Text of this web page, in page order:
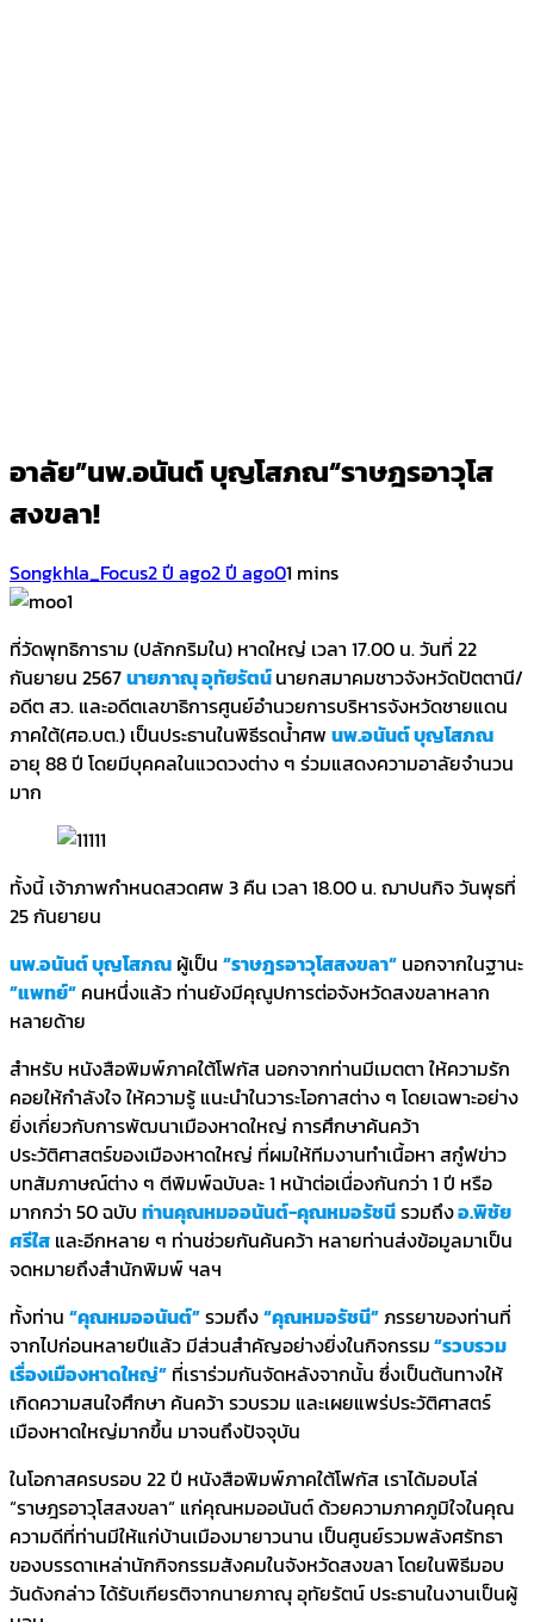
อาลัย”นพ.อนันต์ บุญโสภณ“ราษฎรอาวุโส
สงขลา!
Songkhla_Focus2 ปี ago2 ปี ago01 mins
ที่วัดพุทธิการาม (ปลักกริมใน)​ หาดใหญ่ เวลา 17.00 น. วันที่ 22
กันยายน 2567นายภาณุ อุทัยรัตน์นายกสมาคมชาวจังหวัดปัตตานี/
อดีต สว. และอดีตเลขาธิการศูนย์อำนวยการบริหารจังหวัดชายแดน
ภาคใต้(ศอ.บต.) เป็นประธานในพิธีรดน้ำศพ นพ.อนันต์ บุญโสภณ
อายุ 88 ปี โดยมีบุคคลในแวดวงต่าง ๆ ร่วมแสดงความอาลัยจำนวน
มาก
ทั้งนี้ เจ้าภาพกำหนดสวดศพ 3 คืน เวลา 18.00 น. ฌาปนกิจ วันพุธที่
25 กันยายน
นพ.อนันต์ บุญโสภณ ผู้เป็น “ราษฎรอาวุโสสงขลา“ นอกจากในฐานะ
”แพทย์“ คนหนึ่งแล้ว ท่านยังมีคุณูปการต่อจังหวัดสงขลาหลาก
หลายด้าย
สำหรับ หนังสือพิมพ์ภาคใต้โฟกัส นอกจากท่านมีเมตตา ให้ความรัก
คอยให้กำลังใจ ให้ความรู้ แนะนำในวาระโอกาสต่าง ๆ โดยเฉพาะอย่าง
ยิ่งเกี่ยวกับการพัฒนาเมืองหาดใหญ่ การศึกษาค้นคว้า
ประวัติศาสตร์ของเมืองหาดใหญ่ ที่ผมให้ทีมงานทำเนื้อหา สกูํฟข่าว
บทสัมภาษณ์ต่าง ๆ ตีพิมพ์ฉบับละ 1 หน้าต่อเนื่องกันกว่า 1 ปี หรือ
มากกว่า 50 ฉบับ ท่านคุณหมออนันต์-คุณหมอรัชนีรวมถึงอ.พิชัย
ศรีใส และอีกหลาย ๆ ท่านช่วยกันค้นคว้า หลายท่านส่งข้อมูลมาเป็น
จดหมายถึงสำนักพิมพ์ ฯลฯ
ทั้งท่าน “คุณหมออนันต์”รวมถึง“คุณหมอรัชนี”ภรรยาของท่านที่
จากไปก่อนหลายปีแล้ว มีส่วนสำคัญอย่างยิ่งในกิจกรรม“รวบรวม
เรื่องเมืองหาดใหญ่” ที่เราร่วมกันจัดหลังจากนั้น ซึ่งเป็นต้นทางให้
เกิดความสนใจศึกษา ค้นคว้า รวบรวม และเผยแพร่ประวัติศาสตร์
เมืองหาดใหญ่มากขึ้น มาจนถึงปัจจุบัน
ในโอกาสครบรอบ 22 ปี หนังสือพิมพ์ภาคใต้โฟกัส เราได้มอบโล่
“ราษฎรอาวุโสสงขลา“ แก่คุณหมออนันต์ ด้วยความภาคภูมิใจในคุณ
ความดีที่ท่านมีให้แก่บ้านเมืองมายาวนาน เป็นศูนย์รวมพลังศรัทธา
ของบรรดาเหล่านักกิจกรรมสังคมในจังหวัดสงขลา โดยในพิธีมอบ
วันดังกล่าว ได้รับเกียรติจากนายภาณุ อุทัยรัตน์ ประธานในงานเป็นผู้